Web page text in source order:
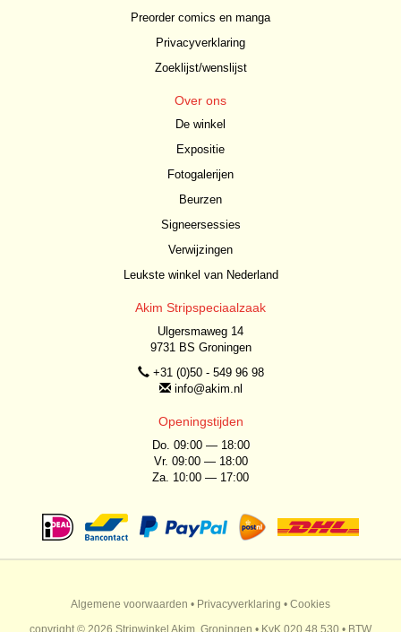
Preorder comics en manga
Privacyverklaring
Zoeklijst/wenslijst
Over ons
De winkel
Expositie
Fotogalerijen
Beurzen
Signeersessies
Verwijzingen
Leukste winkel van Nederland
Akim Stripspeciaalzaak
Ulgersmaweg 14
9731 BS Groningen
+31 (0)50 - 549 96 98
info@akim.nl
Openingstijden
Do. 09:00 — 18:00
Vr. 09:00 — 18:00
Za. 10:00 — 17:00
Algemene voorwaarden • Privacyverklaring • Cookies
copyright © 2026 Stripwinkel Akim, Groningen • KvK 020 48 530 • BTW